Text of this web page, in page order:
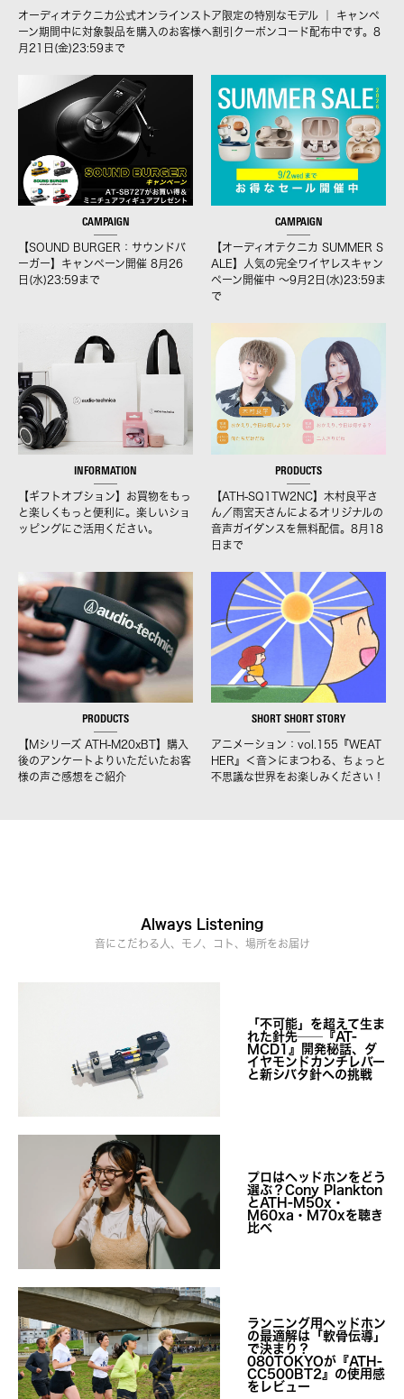
オーディオテクニカ公式オンラインストア限定の特別なモデル ｜ キャンペ
ーン期間中に対象製品を購入のお客様へ割引クーポンコード配布中です。8
月21日(金)23:59まで
CAMPAIGN
【SOUND BURGER：サウンドバ
ーガー】キャンペーン開催 8月26
日(水)23:59まで
CAMPAIGN
【オーディオテクニカ SUMMER S
ALE】人気の完全ワイヤレスキャン
ペーン開催中 ～9月2日(水)23:59ま
で
INFORMATION
【ギフトオプション】お買物をもっ
と楽しくもっと便利に。楽しいショ
ッピングにご活用ください。
PRODUCTS
【ATH-SQ1TW2NC】木村良平さ
ん／雨宮天さんによるオリジナルの
音声ガイダンスを無料配信。8月18
日まで
PRODUCTS
【Mシリーズ ATH-M20xBT】購入
後のアンケートよりいただいたお客
様の声ご感想をご紹介
SHORT SHORT STORY
アニメーション：vol.155『WEAT
HER』＜音＞にまつわる、ちょっと
不思議な世界をお楽しみください！
Always Listening
音にこだわる人、モノ、コト、場所をお届け
「不可能」を超えて生ま
れた針先──『AT-
MCD1』開発秘話、ダ
イヤモンドカンチレバー
と新シバタ針への挑戦
プロはヘッドホンをどう
選ぶ？Cony Plankton
とATH-M50x・
M60xa・M70xを聴き
比べ
ランニング用ヘッドホン
の最適解は「軟骨伝導」
で決まり？
080TOKYOが『ATH-
CC500BT2』の使用感
をレビュー